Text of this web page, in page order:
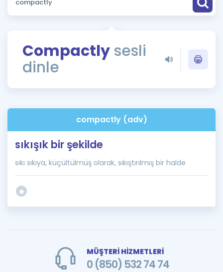
Puan Hesaplama
ÖSYM Sınav Takvimi
Kampanyalar
İngilizce Gramer
Compactly sesli
dinle
compactly (adv)
sıkışık bir şekilde
sıkı sıkıya, küçültülmüş olarak, sıkıştırılmış bir halde
MÜŞTERİ HİZMETLERİ
0 (850) 532 74 74